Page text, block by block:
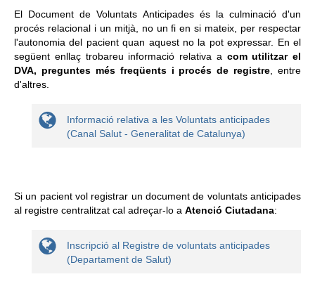
Àrea personal
Seu electrònica
Com arribar i contacte
Treballa amb nosaltres
El Document de Voluntats Anticipades és la culminació d'un
procés relacional i un mitjà, no un fi en si mateix, per respectar
l'autonomia del pacient quan aquest no la pot expressar. En el
següent enllaç trobareu informació relativa a com utilitzar el
DVA, preguntes més freqüents i procés de registre, entre
d'altres.
Informació relativa a les Voluntats anticipades
(Canal Salut - Generalitat de Catalunya)
Si un pacient vol registrar un document de voluntats anticipades
al registre centralitzat cal adreçar-lo a Atenció Ciutadana:
Inscripció al Registre de voluntats anticipades
(Departament de Salut)